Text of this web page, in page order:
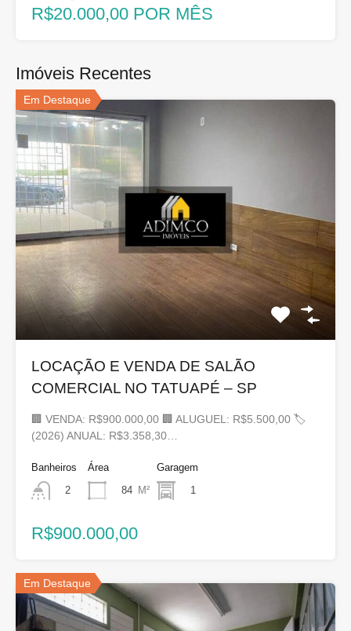
R$20.000,00 POR MÊS
Imóveis Recentes
Em Destaque
LOCAÇÃO E VENDA DE SALÃO
COMERCIAL NO TATUAPÉ – SP
🏢 VENDA: R$900.000,00 🏢 ALUGUEL: R$5.500,00 🏷
(2026) ANUAL: R$3.358,30…
Banheiros
2
Área
84 M²
Garagem
1
R$900.000,00
Em Destaque